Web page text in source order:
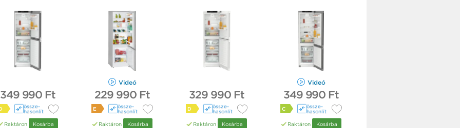
349 990 Ft
össze­
hasonlít
Raktáron Kosárba
Videó
229 990 Ft
E
össze­
hasonlít
Raktáron Kosárba
329 990 Ft
D
össze­
hasonlít
Raktáron Kosárba
Videó
349 990 Ft
C
össze­
hasonlít
Raktáron Kosárba